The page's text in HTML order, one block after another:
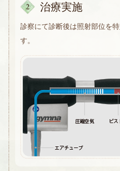
治療実施
診察にて診断後は照射部位を
す。